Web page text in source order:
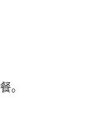
。